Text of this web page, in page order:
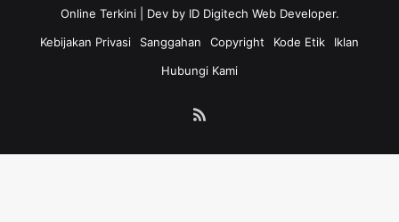
Online Terkini| Dev by ID Digitech Web Developer.
Kebijakan Privasi
Sanggahan Copyright Kode Etik
Iklan
Hubungi Kami
RSS